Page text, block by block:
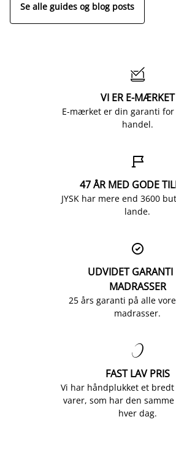
Se alle guides og blog posts

VI ER E-MÆRKET
E-mærket er din garanti for
handel.

47 ÅR MED GODE
JYSK har mere end 3600
lande.

UDVIDET GARANTI
MADRASSER
25 års garanti på alle
madrasser.

FAST LAV PRIS
Vi har håndplukket et
varer, som har den
hver dag.